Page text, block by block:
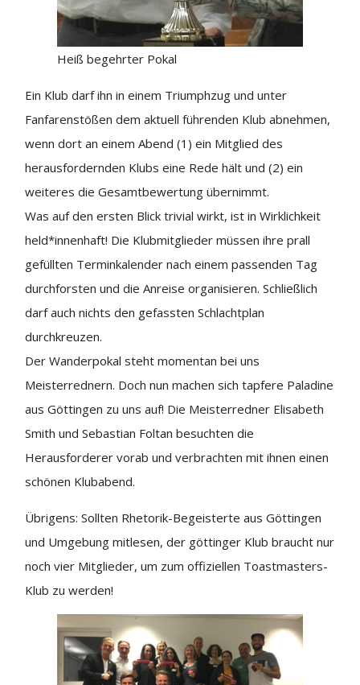
Heiß begehrter Pokal
Ein Klub darf ihn in einem Triumphzug und unter
Fanfarenstößen dem aktuell führenden Klub abnehmen,
wenn dort an einem Abend (1) ein Mitglied des
herausfordernden Klubs eine Rede hält und (2) ein
weiteres die Gesamtbewertung übernimmt.
Was auf den ersten Blick trivial wirkt, ist in Wirklichkeit
held*innenhaft! Die Klubmitglieder müssen ihre prall
gefüllten Terminkalender nach einem passenden Tag
durchforsten und die Anreise organisieren. Schließlich
darf auch nichts den gefassten Schlachtplan
durchkreuzen.
Der Wanderpokal steht momentan bei uns
Meisterrednern. Doch nun machen sich tapfere Paladine
aus Göttingen zu uns auf! Die Meisterredner Elisabeth
Smith und Sebastian Foltan besuchten die
Herausforderer vorab und verbrachten mit ihnen einen
schönen Klubabend.
Übrigens: Sollten Rhetorik-Begeisterte aus Göttingen
und Umgebung mitlesen, der göttinger Klub braucht nur
noch vier Mitglieder, um zum offiziellen Toastmasters-
Klub zu werden!